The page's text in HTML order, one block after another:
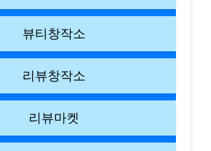
뷰티창작소
리뷰창작소
리뷰마켓